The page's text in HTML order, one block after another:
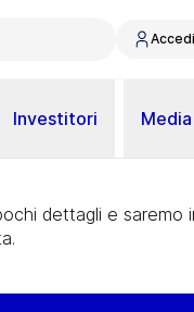
Accedi
Investitori Media
dettagli e saremo